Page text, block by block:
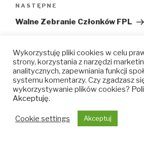
Następny
wpis
NASTĘPNE
Walne Zebranie Członków FPL
baltic
feline
facebook
baltic
feline
velora
baltic
feline
youtube
baltic
feline
Wykorzystuję pliki cookies w celu
strony, korzystania z narzędzi
analitycznych, zapewniania funkcji
systemu komentarzy. Czy zgadzasz
wykorzystywanie plików cookies?
Akceptuję.
Cookie settings Akceptuj